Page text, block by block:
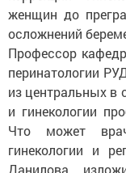
женщин до
осложнений
Профессор
перинатологии
из центральных в
и гинекологии
Что может
гинекологии и
Данилова